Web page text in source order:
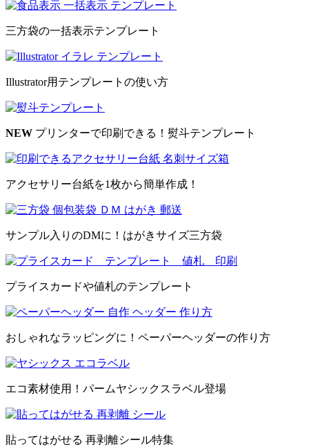
三方袋の一括表示テンプレート
Illustrator用テンプレートの使い方
NEW プリンターで印刷できる！熨斗テンプレート
アクセサリー台紙を1枚から簡単作成！
サンプル入りのDMに！はがきサイズ三方袋
プライスカードや値札のテンプレート
おしゃれなラッピングに！ペーパーヘッダーの作り方
エコ素材使用！パームヤシックスラベル登場
貼ってはがせる 再剥離シール特集